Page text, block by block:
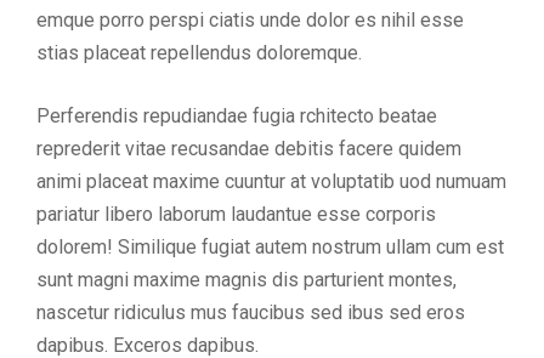
emque porro perspi ciatis unde dolor es nihil esse
stias placeat repellendus doloremque.
Perferendis repudiandae fugia rchitecto beatae
reprederit vitae recusandae debitis facere quidem
animi placeat maxime cuuntur at voluptatib uod numuam
pariatur libero laborum laudantue esse corporis
dolorem! Similique fugiat autem nostrum ullam cum est
sunt magni maxime magnis dis parturient montes,
nascetur ridiculus mus faucibus sed ibus sed eros
dapibus. Exceros dapibus.